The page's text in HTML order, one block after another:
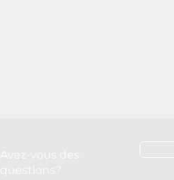
Avez-vous des
questions?